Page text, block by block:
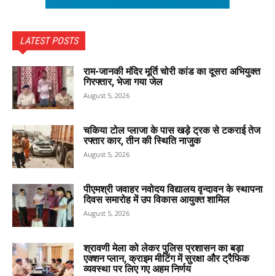
LATEST POSTS
राम-जानकी मंदिर मूर्ति चोरी कांड का दूसरा अभियुक्त
गिरफ्तार, भेजा गया जेल
August 5, 2026
चकिया टोल प्लाजा के पास खड़े ट्रक से टकराई तेज
रफ्तार कार, तीन की स्थिति नाजुक
August 5, 2026
पीएमश्री जवाहर नवोदय विद्यालय वृन्दावन के स्थापना
दिवस समारोह में उप विकास आयुक्त शामिल
August 5, 2026
श्रावणी मेला को लेकर पुलिस प्रशासन का बड़ा
एक्शन प्लान, क्राइम मीटिंग में सुरक्षा और ट्रैफिक
व्यवस्था पर लिए गए अहम निर्णय